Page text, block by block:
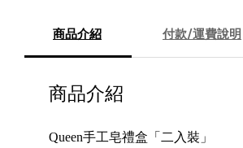
商品介紹 付款/運費說明
商品介紹
Queen手工皂禮盒「二入裝」